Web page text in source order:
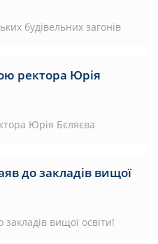
будівельних загонів
ректора Юрія
Юрія Бєляєва
до закладів вищої
вищої освіти!